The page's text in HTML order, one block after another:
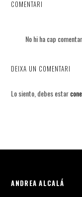
COMENTARI
No hi ha cap
DEIXA UN COMENTARI
Lo siento, debes estar
ANDREA ALCALÁ